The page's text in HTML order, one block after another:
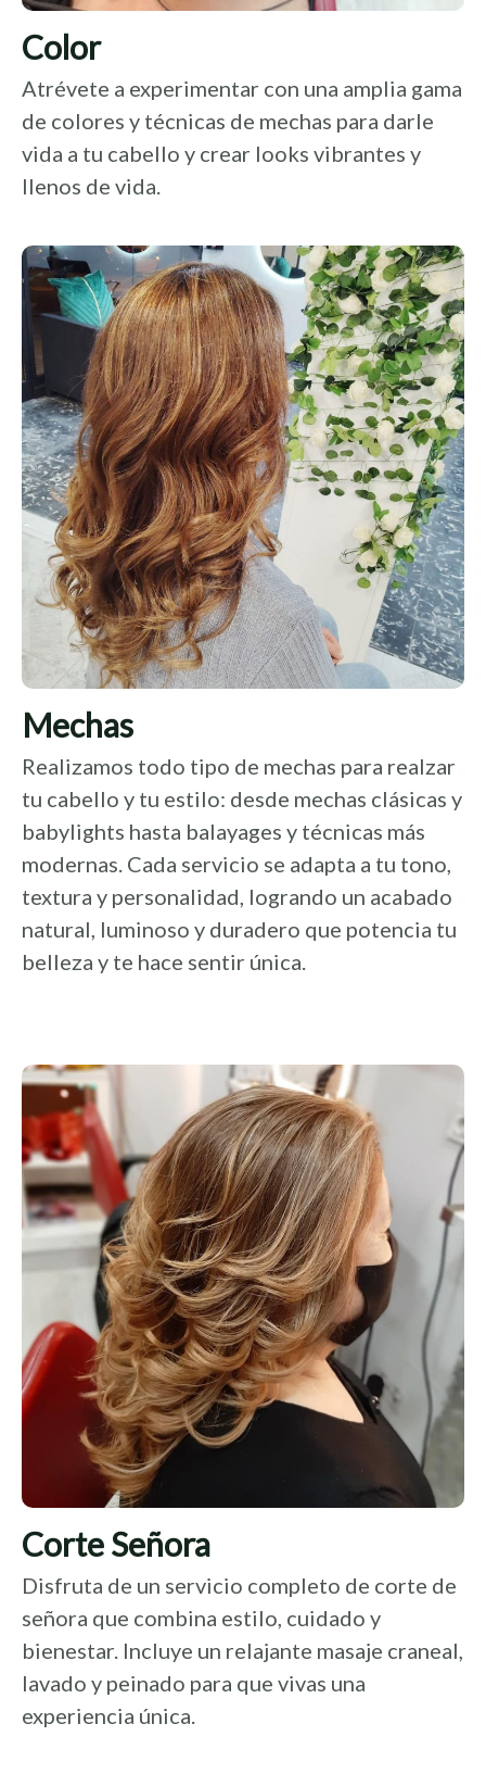
Color
Atrévete a experimentar con una amplia gama
de colores y técnicas de mechas para darle
vida a tu cabello y crear looks vibrantes y
llenos de vida.
Mechas
Realizamos todo tipo de mechas para realzar
tu cabello y tu estilo: desde mechas clásicas y
babylights hasta balayages y técnicas más
modernas. Cada servicio se adapta a tu tono,
textura y personalidad, logrando un acabado
natural, luminoso y duradero que potencia tu
belleza y te hace sentir única.
Corte Señora
Disfruta de un servicio completo de corte de
señora que combina estilo, cuidado y
bienestar. Incluye un relajante masaje craneal,
lavado y peinado para que vivas una
experiencia única.